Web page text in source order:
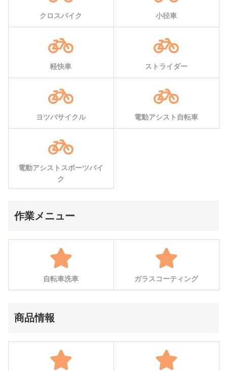
クロスバイク 小径車
軽快車 ストライダー
ヨツバサイクル 電動アシスト自転車
電動アシストスポーツバイ
ク
作業メニュー
自転車洗車 ガラスコーティング
商品情報